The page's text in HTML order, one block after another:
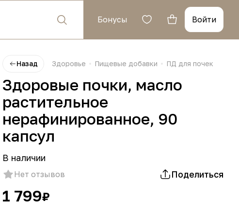
Бонусы Войти
Назад Здоровье Пищевые добавки ПД для почек
Здоровые почки, масло
растительное
нерафинированное, 90
капсул
В наличии
Нет отзывов Поделиться
1 799₽